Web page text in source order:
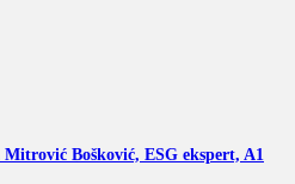
Bošković, ESG ekspert, A1